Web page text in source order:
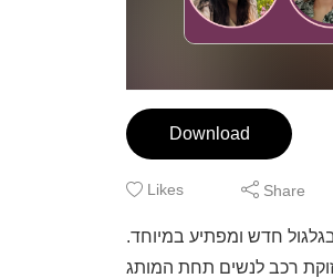
Download
Likes Share
חדש ומפתיע במיוחד.
רכב לנשים תחת המותג